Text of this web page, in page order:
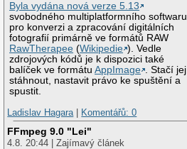
Byla vydána nová verze 5.13
svobodného multiplatformního softwaru
pro konverzi a zpracování digitálních
fotografií primárně ve formátů RAW
RawTherapee (Wikipedie ). Vedle
zdrojových kódů je k dispozici také
balíček ve formátuAppImage . Stačí jej
stáhnout, nastavit právo ke spuštění a
spustit.
Ladislav Hagara| Komentářů: 0
FFmpeg 9.0 "Lei"
4.8. 20:44 | Zajímavý článek